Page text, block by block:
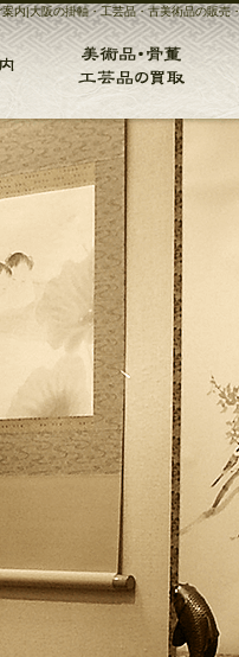
内|大阪の掛軸・工芸品・古美術品の販売